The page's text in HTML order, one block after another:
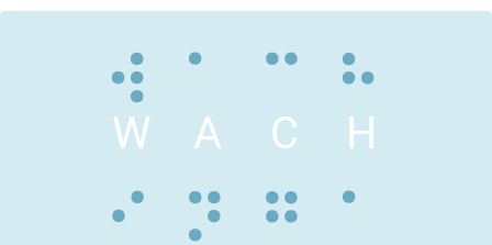
W A C H